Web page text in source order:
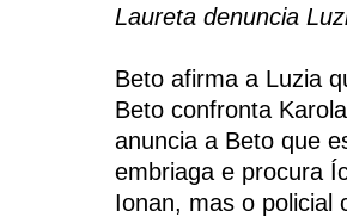
Laureta denuncia
Beto afirma a Luzia
Beto confronta
anuncia a Beto que
embriaga e procura
Ionan, mas o policial